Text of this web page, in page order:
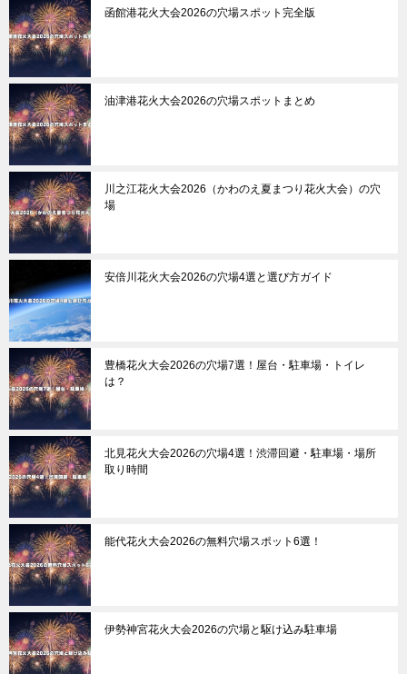
函館港花火大会2026の穴場スポット完全版
油津港花火大会2026の穴場スポットまとめ
川之江花火大会2026（かわのえ夏まつり花火大会）の穴
場
安倍川花火大会2026の穴場4選と選び方ガイド
豊橋花火大会2026の穴場7選！屋台・駐車場・トイレ
は？
北見花火大会2026の穴場4選！渋滞回避・駐車場・場所
取り時間
能代花火大会2026の無料穴場スポット6選！
伊勢神宮花火大会2026の穴場と駆け込み駐車場